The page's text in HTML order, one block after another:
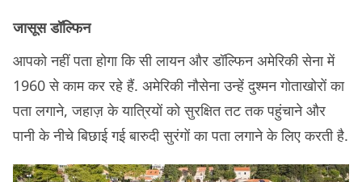
जासूस डॉल्फिन
आपको नहीं पता होगा कि सी लायन और डॉल्फिन अमेरिकी सेना में
1960 से काम कर रहे हैं. अमेरिकी नौसेना उन्हें दुश्मन गोताखोरों का
पता लगाने, जहाज़ के यात्रियों को सुरक्षित तट तक पहुंचाने और
पानी के नीचे बिछाई गई बारुदी सुरंगों का पता लगाने के लिए करती है.